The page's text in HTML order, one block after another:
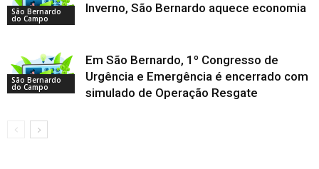
São Bernardo
do Campo
Inverno, São Bernardo aquece economia
São Bernardo
do Campo
Em São Bernardo, 1º Congresso de
Urgência e Emergência é encerrado com
simulado de Operação Resgate